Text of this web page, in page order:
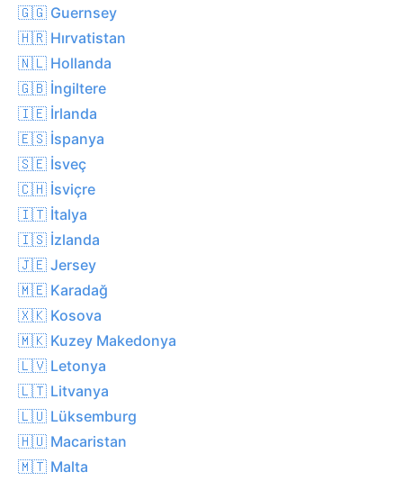
🇬🇬 Guernsey
🇭🇷 Hırvatistan
🇳🇱 Hollanda
🇬🇧 İngiltere
🇮🇪 İrlanda
🇪🇸 İspanya
🇸🇪 İsveç
🇨🇭 İsviçre
🇮🇹 İtalya
🇮🇸 İzlanda
🇯🇪 Jersey
🇲🇪 Karadağ
🇽🇰 Kosova
🇲🇰 Kuzey Makedonya
🇱🇻 Letonya
🇱🇹 Litvanya
🇱🇺 Lüksemburg
🇭🇺 Macaristan
🇲🇹 Malta